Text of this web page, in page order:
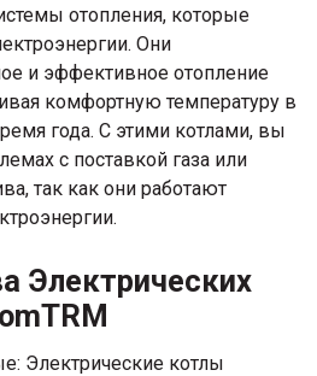
отопления, которые
Они
и эффективное отопление
комфортную температуру в
года. С этими котлами, вы
с поставкой газа или
так как они работают
Электрических
Электрические котлы